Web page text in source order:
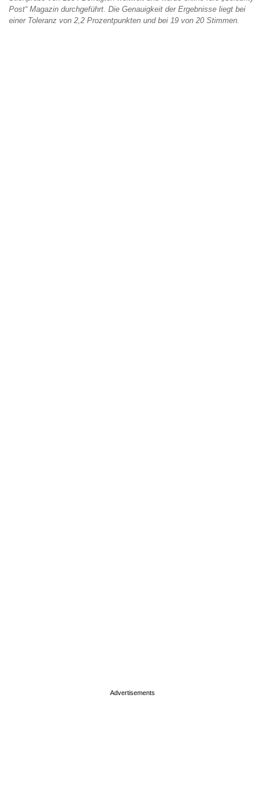
Post“ Magazin durchgeführt. Die Genauigkeit der Ergebnisse liegt bei
einer Toleranz von 2,2 Prozentpunkten und bei 19 von 20 Stimmen.